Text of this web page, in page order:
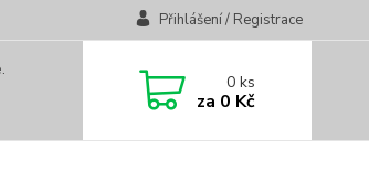
Přihlášení / Registrace
0ks
za 0 Kč